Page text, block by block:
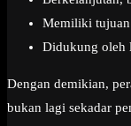
Memiliki
Didukung oleh
Dengan demikian,
bukan lagi sekadar